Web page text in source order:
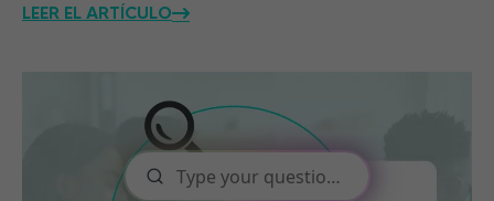
LEER EL ARTÍCULO